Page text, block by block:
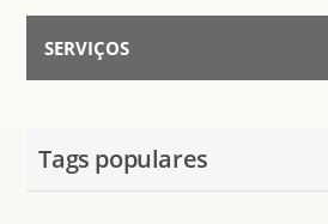
SERVIÇOS
Falar Com Assistente
Tags populares